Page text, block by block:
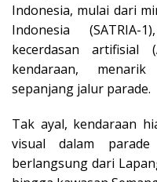
Indonesia, mulai dari
Indonesia
kecerdasan artifisial
kendaraan,
sepanjang jalur parade.
Tak ayal, kendaraan
visual dalam
berlangsung dari